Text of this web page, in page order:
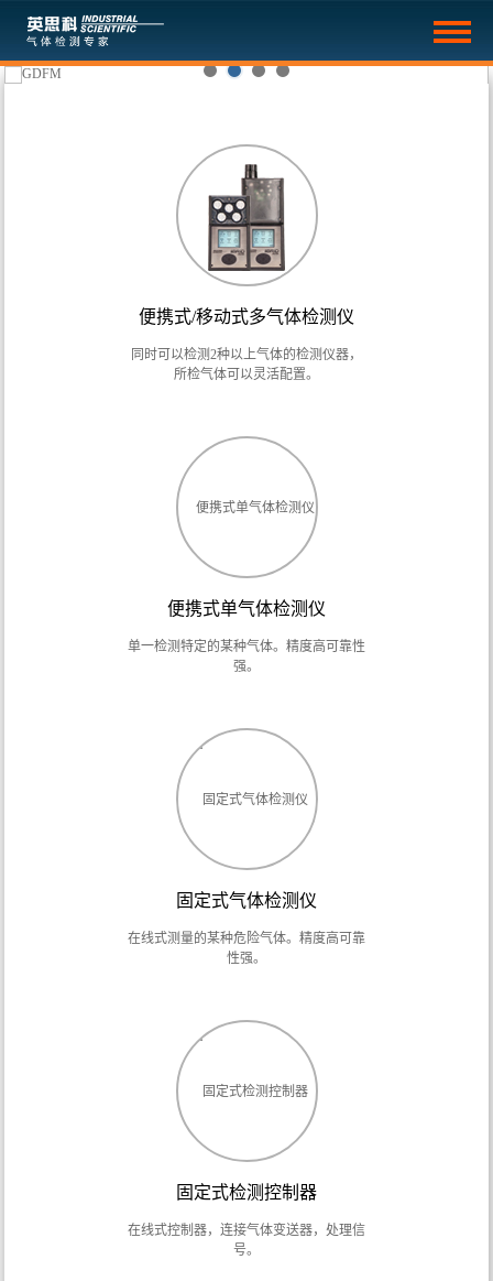
便携式/移动式多气体检测仪
同时可以检测2种以上气体的检测仪器，
所检气体可以灵活配置。
便携式单气体检测仪
单一检测特定的某种气体。精度高可靠性
强。
固定式气体检测仪
在线式测量的某种危险气体。精度高可靠
性强。
固定式检测控制器
在线式控制器，连接气体变送器，处理信
号。